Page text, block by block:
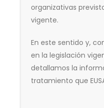
organizativas
vigente.
En este sentido y,
en la legislación
detallamos la
tratamiento que